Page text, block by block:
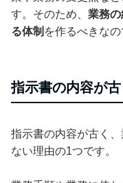
す。そのため、 業務
る体制 を作るべきなの
指示書の内容が
指示書の内容が古く
ない理由の1つです。